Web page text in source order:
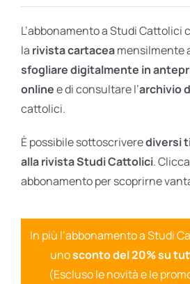
Ares Gold
Ares Digital
Ares Gift Card
L’abbonamento a Studi Cattolici
la rivista cartaceamensilmente
sfogliare digitalmente in
onlinee di consultare l’archivio
cattolici.
È possibile sottoscriverediversi
alla rivista Studi Cattolici.
abbonamento per scoprirne
In più l’abbonamento a Studi
unosconto del 20% su
(Escluso le novità e le